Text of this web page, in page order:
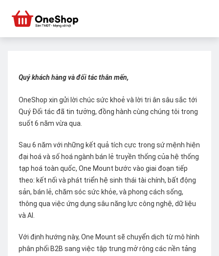
Quý khách hàng và đối tác thân mến,
OneShop xin gửi lời chúc sức khoẻ và lời tri ân sâu sắc tới
Quý Đối tác đã tin tưởng, đồng hành cùng chúng tôi trong
suốt 6 năm vừa qua.
Sau 6 năm với những kết quả tích cực trong sứ mệnh hiện
đại hoá và số hoá ngành bán lẻ truyền thống của hệ thống
tạp hoá toàn quốc, One Mount bước vào giai đoạn tiếp
theo: kết nối và phát triển hệ sinh thái tài chính, bất động
sản, bán lẻ, chăm sóc sức khỏe, và phong cách sống,
thông qua việc ứng dụng sâu năng lực công nghệ, dữ liệu
và AI.
Với định hướng này, One Mount sẽ chuyển dịch từ mô hình
phân phối B2B sang việc tập trung mở rộng các nền tảng